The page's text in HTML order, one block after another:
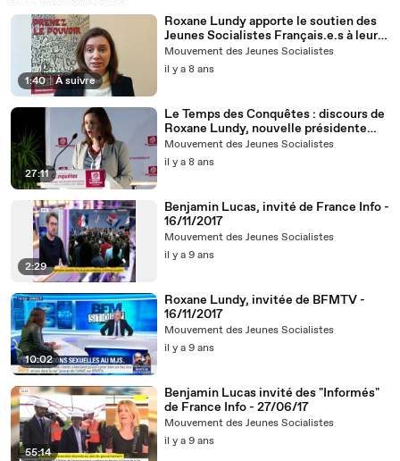
1:40 | À suivre
Roxane Lundy apporte le soutien des
Jeunes Socialistes Français.e.s à leurs
camarades Allemands des JUSOS dans
leur campagne pour refuser une
nouvelle grande coalition.
Mouvement des Jeunes Socialistes
il y a 8 ans
27:11
Le Temps des Conquêtes : discours de
Roxane Lundy, nouvelle présidente
des Jeunes Socialistes
Mouvement des Jeunes Socialistes
il y a 8 ans
2:29
Benjamin Lucas, invité de France Info -
16/11/2017
Mouvement des Jeunes Socialistes
il y a 9 ans
10:02
Roxane Lundy, invitée de BFMTV -
16/11/2017
Mouvement des Jeunes Socialistes
il y a 9 ans
55:14
Benjamin Lucas invité des "Informés"
de France Info - 27/06/17
Mouvement des Jeunes Socialistes
il y a 9 ans